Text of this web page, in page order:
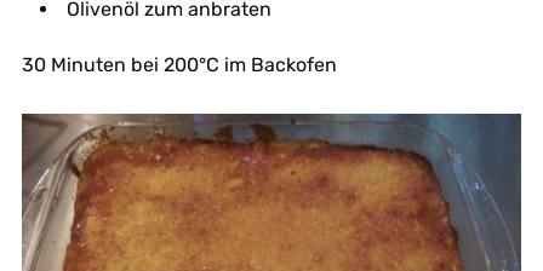
Olivenöl zum anbraten
30 Minuten bei 200°C im Backofen